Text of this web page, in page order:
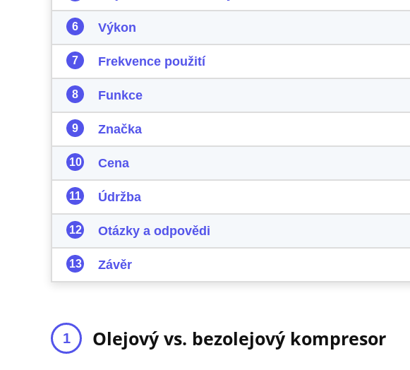
Výkon
Frekvence použití
Funkce
Značka
Cena
Údržba
Otázky a odpovědi
Závěr
Olejový vs. bezolejový kompresor